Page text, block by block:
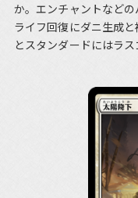
か。エンチャントなど
ライフ回復にダニ生成
とスタンダードにはラ